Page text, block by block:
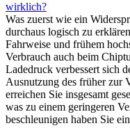
wirklich?
Was zuerst wie ein
durchaus logisch zu
Fahrweise und frühem
Verbrauch auch beim
Ladedruck verbessert sich
Ausnutzung des früher zur
erreichen Sie insgesamt
was zu einem geringeren
beschleunigen haben Sie